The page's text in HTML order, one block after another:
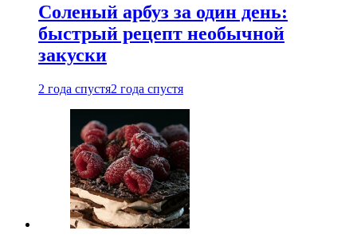
Соленый арбуз за один день:
быстрый рецепт необычной
закуски
2 года спустя2 года спустя